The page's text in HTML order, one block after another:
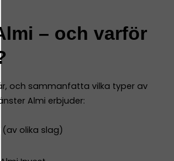
– och varför
och sammanfatta vilka typer av
Almi erbjuder:
olika slag)